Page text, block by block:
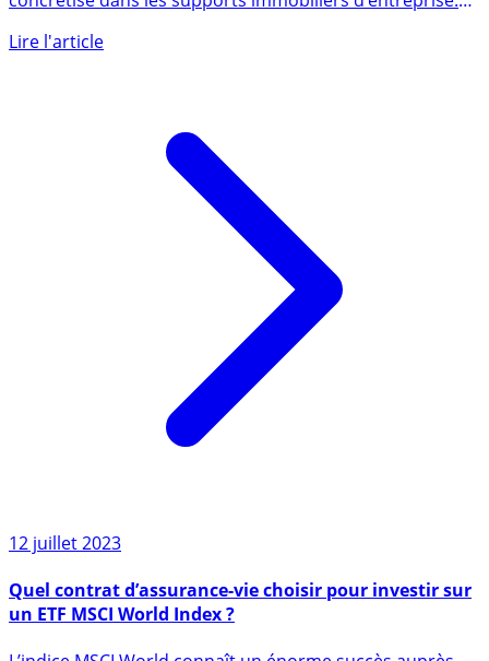
concrétise dans les supports immobiliers d’entreprise.
12 juillet 2023